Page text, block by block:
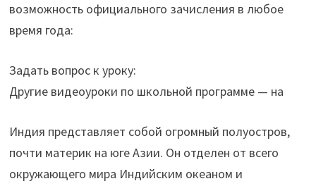
возможность официального зачисления в любое
время года:
Задать вопрос к уроку:
Другие видеоуроки по школьной программе — на
Индия представляет собой огромный полуостров,
почти материк на юге Азии. Он отделен от всего
окружающего мира Индийским океаном и